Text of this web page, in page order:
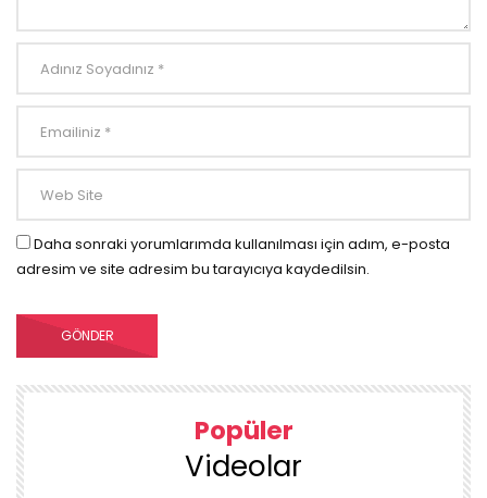
Daha sonraki yorumlarımda kullanılması için adım, e-posta
adresim ve site adresim bu tarayıcıya kaydedilsin.
Popüler
Videolar